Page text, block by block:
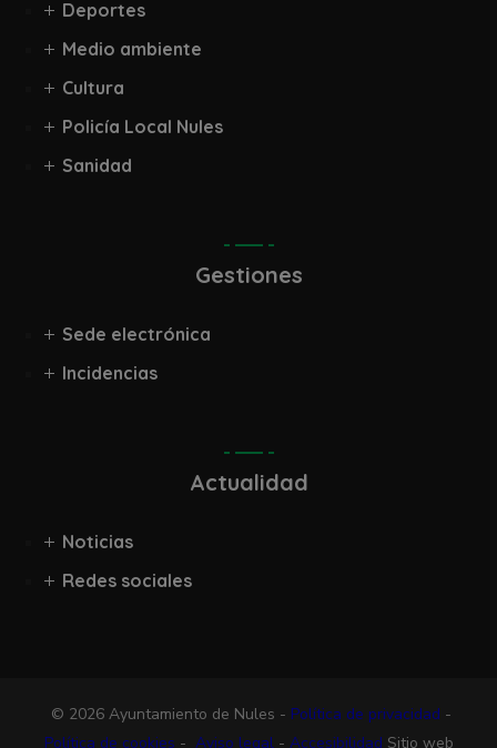
Deportes
Medio ambiente
Cultura
Policía Local Nules
Sanidad
Gestiones
Sede electrónica
Incidencias
Actualidad
Noticias
Redes sociales
© 2026 Ayuntamiento de Nules - Política de privacidad -
Política de cookies - Aviso legal- Accesibilidad Sitio web